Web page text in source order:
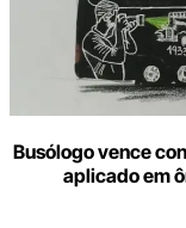
Busólogo vence
aplicado em